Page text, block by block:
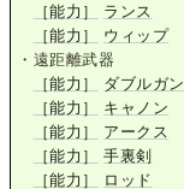
［能力］
ランス
［能力］
ウィップ
・遠距離武器
［能力］
ダブルガン
［能力］
キャノン
［能力］
アークス
［能力］
手裏剣
［能力］
ロッド